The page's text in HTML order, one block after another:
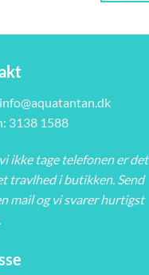
info@aquatantan.dk
3138 1588
ikke tage telefonen er det
travlhed i butikken. Send
mail og vi svarer hurtigst